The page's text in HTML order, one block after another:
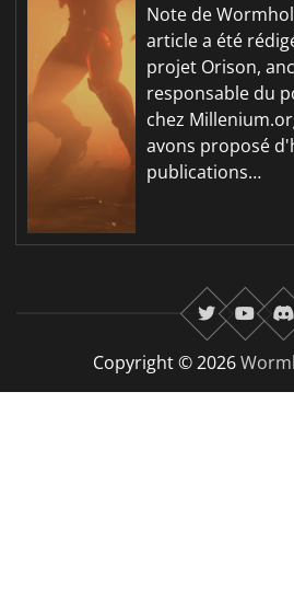
Note de
article a été
projet Orison,
responsable du
chez
avons proposé
publications…
twitter
Copyright © 2026